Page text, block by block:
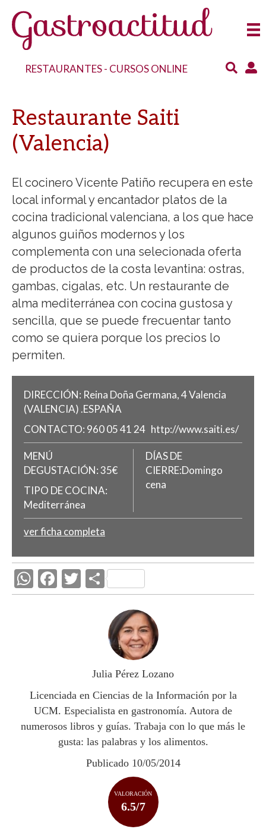
RESTAURANTES- CURSOS ONLINE
Restaurante Saiti
(Valencia)
El cocinero Vicente Patiño recupera en este
local informal y encantador platos de la
cocina tradicional valenciana, a los que hace
algunos guiños modernos y los
complementa con una selecionada oferta
de productos de la costa levantina: ostras,
gambas, cigalas, etc. Un restaurante de
alma mediterránea con cocina gustosa y
sencilla, que se puede frecuentar tanto
como se quiera porque los precios lo
permiten.
DIRECCIÓN: Reina Doña Germana, 4Valencia
(VALENCIA) .ESPAÑA
CONTACTO: 960 05 41 24 http://www.saiti.es/
MENÚ
DEGUSTACIÓN:35€
TIPO DE COCINA:
Mediterránea
DÍAS DE
CIERRE:Domingo
cena
ver ficha completa
W
h
p
F
ac
k
T
w
C
o
m
p
ar
ti
r
Julia Pérez Lozano
Licenciada en Ciencias de la Información por la
UCM. Especialista en gastronomía. Autora de
numerosos libros y guías. Trabaja con lo que más le
gusta: las palabras y los alimentos.
Publicado 10/05/2014
VALORACIÓN
6.5/7